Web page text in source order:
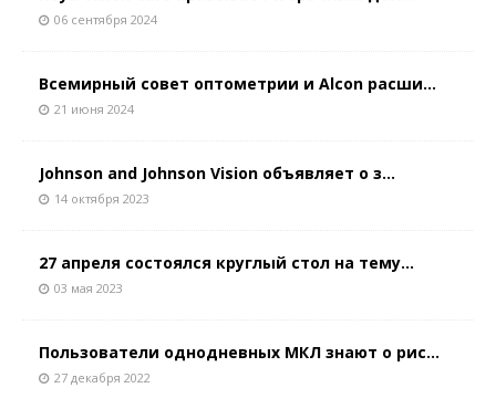
06 сентября 2024
Всемирный совет оптометрии и Alcon расши...
21 июня 2024
Johnson and Johnson Vision объявляет о з...
14 октября 2023
27 апреля состоялся круглый стол на тему...
03 мая 2023
Пользователи однодневных МКЛ знают о рис...
27 декабря 2022